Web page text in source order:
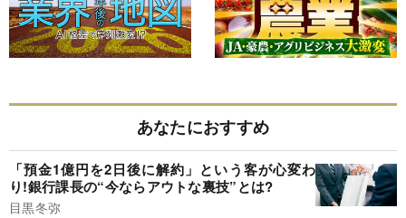
あなたにおすすめ
「預金1億円を2日後に解約」という客が心変わ
り!銀行課長の“今ならアウトな裏技”とは?
目黒冬弥